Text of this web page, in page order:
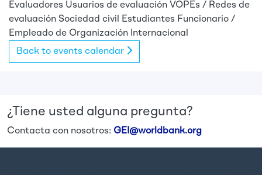
Evaluadores Usuarios de evaluación VOPEs / Redes de
evaluación Sociedad civil Estudiantes Funcionario /
Empleado de Organización Internacional
Back to events calendar
¿Tiene usted alguna pregunta?
Contacta con nosotros: GEI@worldbank.org